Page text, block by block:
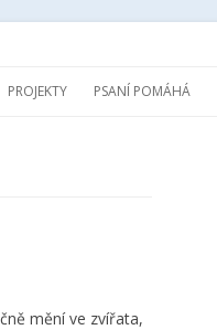
PROJEKTY PSANÍ POMÁHÁ
mění ve zvířata,